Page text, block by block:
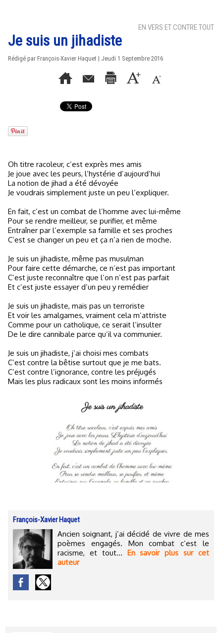
EN VERS ET CONTRE TOUT
Je suis un jihadiste
Rédigé par François-Xavier Haquet | Jeudi 1 Septembre 2016
Oh titre racoleur, c’est exprès mes amis
Je joue avec les peurs, l’hystérie d’aujourd’hui
La notion de jihad a été dévoyée
Je voudrais simplement juste un peu l’expliquer.
En fait, c’est un combat de l’homme avec lui-même
Pour se rendre meilleur, se purifier, et même
Entraîner par l’exemple sa famille et ses proches
C’est se changer un peu et ça n’a rien de moche.
Je suis un jihadiste, même pas musulman
Pour faire cette démarche, ce n’est pas important
C’est juste reconnaître que l’on n’est pas parfait
Et c’est juste essayer d’un peu y remédier
Je suis un jihadiste, mais pas un terroriste
Et voir les amalgames, vraiment cela m’attriste
Comme pour un catholique, ce serait l’insulter
De le dire cannibale parce qu’il va communier.
Je suis un jihadiste, j’ai choisi mes combats
C’est contre la bêtise surtout que je me bats.
C’est contre l’ignorance, contre les préjugés
Mais les plus radicaux sont les moins informés
François-Xavier Haquet
Ancien soignant, j’ai décidé de vivre de mes
poèmes engagés. Mon combat c’est le
racisme, et tout... En savoir plus sur cet
auteur